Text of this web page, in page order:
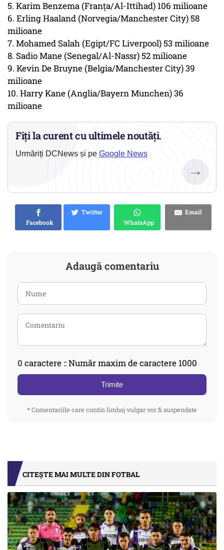
5. Karim Benzema (Franţa/Al-Ittihad) 106 milioane
6. Erling Haaland (Norvegia/Manchester City) 58
milioane
7. Mohamed Salah (Egipt/FC Liverpool) 53 milioane
8. Sadio Mane (Senegal/Al-Nassr) 52 milioane
9. Kevin De Bruyne (Belgia/Manchester City) 39
milioane
10. Harry Kane (Anglia/Bayern Munchen) 36
milioane
Fiți la curent cu ultimele noutăți.
Urmăriți DCNews și pe Google News
→
Facebook
Twitter
WhatsApp
Email
Adaugă comentariu
0 caractere :: Număr maxim de caractere 1000
Trimite
* Comentariile care contin limbaj vulgar vor fi suspendate
CITEȘTE MAI MULTE DIN FOTBAL